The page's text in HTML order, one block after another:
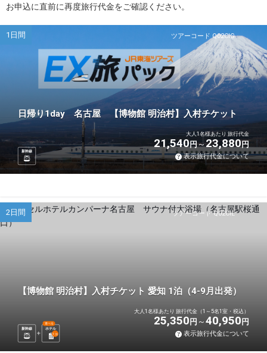
お申込に直前に再度旅行代金をご確認ください。
ツアーコード Q02CIG
1日間
日帰り1day 名古屋 【博物館 明治村】入村チケット
新幹線
大人1名様あたり 旅行代金
21,540円 23,880円
表示旅行代金について
ツアーコード Q02CIL
2日間
【博物館 明治村】入村チケット 愛知 1泊（4-9月出発）
新幹線 ホテル
選べる
1 泊
大人1名様あたり 旅行代金（1～5名1室・税込）
25,350 円 40,950 円
表示旅行代金について